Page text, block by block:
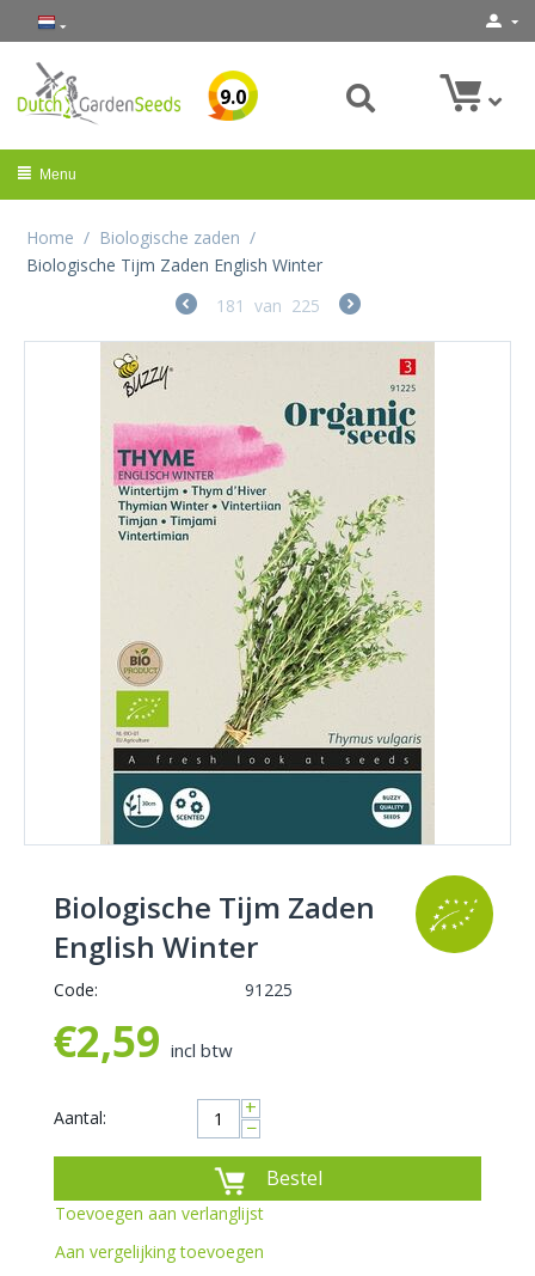
9.0
Menu
Home / Biologische zaden /
Biologische Tijm Zaden English Winter
181 van 225
Biologische Tijm Zaden
English Winter
Code: 91225
€2,59 incl btw
Aantal: +
−
Bestel
Toevoegen aan verlanglijst
Aan vergelijking toevoegen